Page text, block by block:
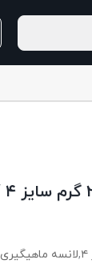
,لانسه ماهیگیری